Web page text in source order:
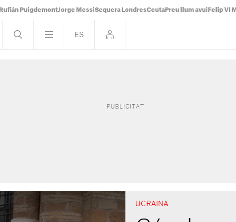
Rufián PuigdemontJorge MessiSequera LondresCeuta Preu llum avui Felip VI
UCRAÏNA